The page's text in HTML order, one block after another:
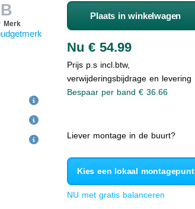
B
Merk
Plaats in winkelwagen
Nu € 54.99
Prijs p.s incl.btw,
verwijderingsbijdrage en levering
Bespaar per band € 36.66
Liever montage in de buurt?
Kies een lokaal montagepunt
NU met gratis balanceren